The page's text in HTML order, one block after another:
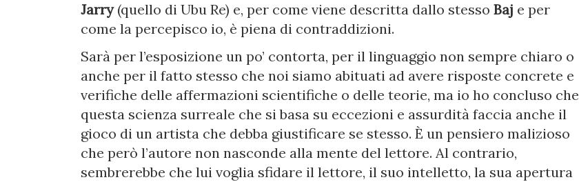
Jarry(quello di Ubu Re) e, per come viene descritta dallo stesso Baj e per
come la percepisco io, è piena di contraddizioni.
Sarà per l’esposizione un po’ contorta, per il linguaggio non sempre chiaro o
anche per il fatto stesso che noi siamo abituati ad avere risposte concrete e
verifiche delle affermazioni scientifiche o delle teorie, ma io ho concluso che
questa scienza surreale che si basa su eccezioni e assurdità faccia anche il
gioco di un artista che debba giustificare se stesso. È un pensiero malizioso
che però l’autore non nasconde alla mente del lettore. Al contrario,
sembrerebbe che lui voglia sfidare il lettore, il suo intelletto, la sua apertura